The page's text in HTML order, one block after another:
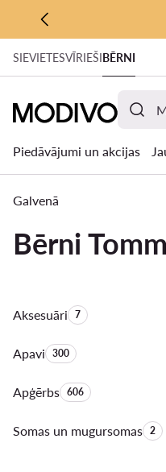
PĀRIET UZ GALVENO
PĀRIET UZ
SIEVIETESVĪRIEŠIBĒRNI
Piedāvājumi un akcijas
Galvenā
Bērni
AksesuāriProduktu skaits:
7
ApaviProduktu skaits:
300
ApģērbsProduktu skaits:
606
Somas un mugursomas 2